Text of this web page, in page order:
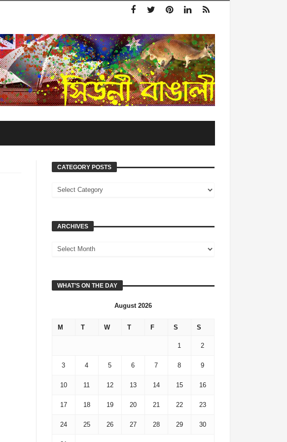
CATEGORY POSTS
ARCHIVES
WHAT’S ON THE DAY
August 2026
M T W T F S S
1 2
3 4 5 6 7 8 9
10 11 12 13 14 15 16
17 18 19 20 21 22 23
24 25 26 27 28 29 30